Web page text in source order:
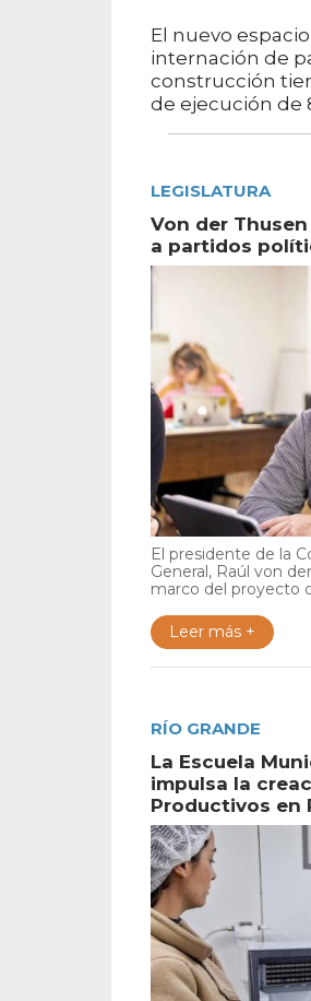
El nuevo
internación de
construcción
de ejecución de
LEGISLATURA
Von der
a partidos
El presidente de la
General, Raúl von
marco del proyecto
Leer más +
RÍO GRANDE
La Escuela
impulsa la
Productivos en